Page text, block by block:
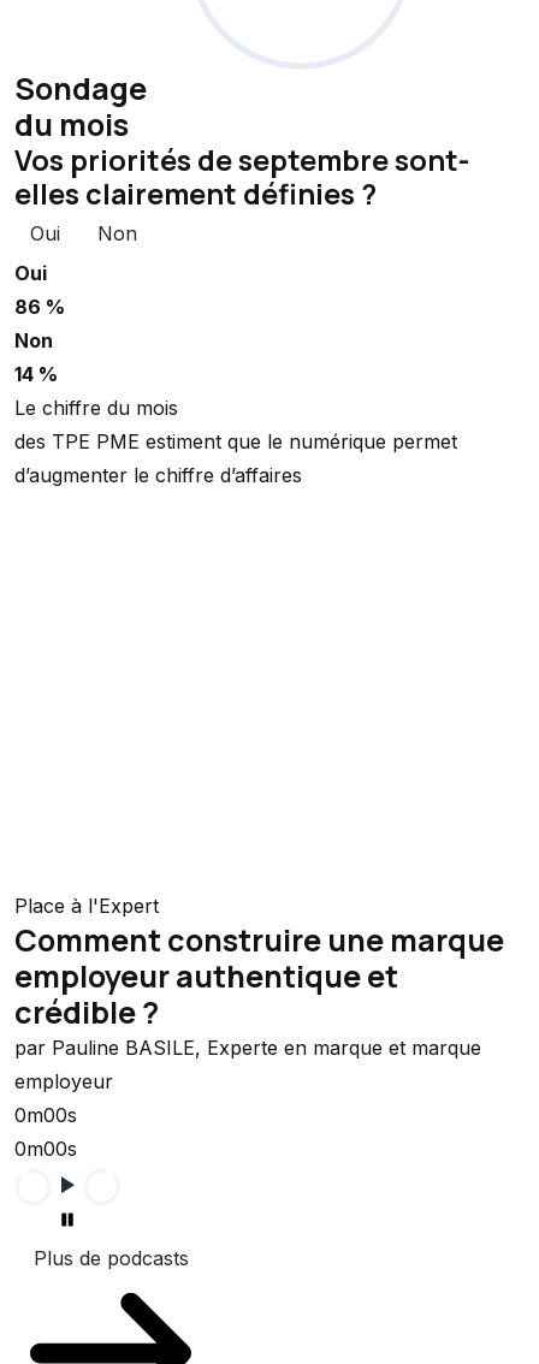
Sondage
du mois
Vos priorités de septembre sont-
elles clairement définies ?
Oui
Non
Oui
86 %
Non
14 %
Le chiffre du mois
des TPE PME estiment que le numérique permet
d’augmenter le chiffre d’affaires
Place à l'Expert
Comment construire une marque
employeur authentique et
crédible ?
par Pauline BASILE, Experte en marque et marque
employeur
0m00s
0m00s
Plus de podcasts